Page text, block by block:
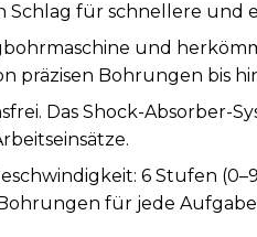
für schnellere und
und
präzisen Bohrungen bis
Das Shock-Absorber-
6 Stufen
Bohrungen für jede